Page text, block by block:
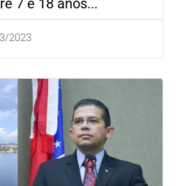
2023
7 e 18 anos...